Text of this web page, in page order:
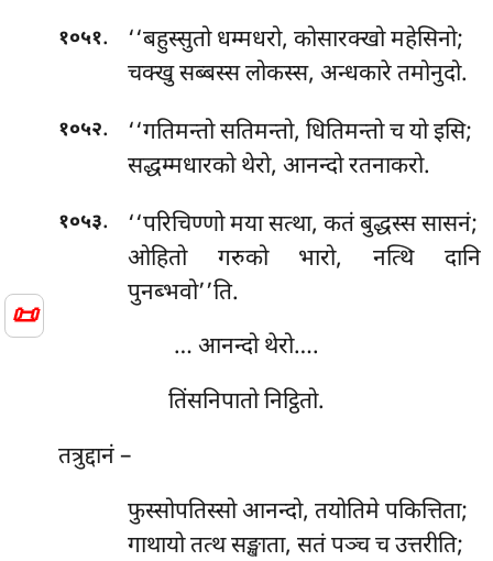
📜
१०५१.
‘‘बहुस्सुतो धम्मधरो, कोसारक्खो महेसिनो;
चक्खु सब्बस्स लोकस्स, अन्धकारे तमोनुदो.
१०५२.
‘‘गतिमन्तो सतिमन्तो, धितिमन्तो च यो इसि;
सद्धम्मधारको थेरो, आनन्दो रतनाकरो.
१०५३.
‘‘परिचिण्णो मया सत्था, कतं बुद्धस्स सासनं;
ओहितो गरुको भारो, नत्थि दानि
पुनब्भवो’’ति.
… आनन्दो थेरो….
तिंसनिपातो निट्ठितो.
तत्रुद्दानं –
फुस्सोपतिस्सो आनन्दो, तयोतिमे पकित्तिता;
गाथायो तत्थ सङ्खाता, सतं पञ्च च उत्तरीति;